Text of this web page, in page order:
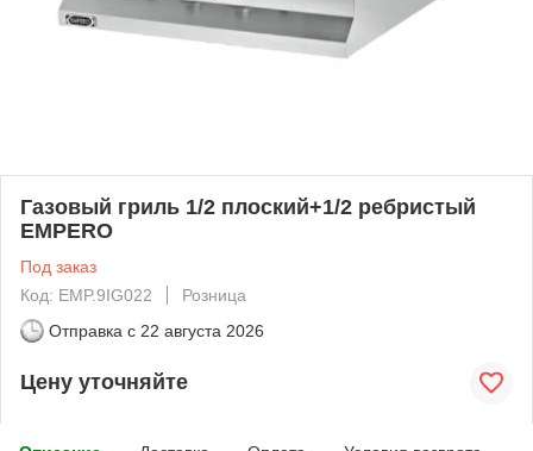
Газовый гриль 1/2 плоский+1/2 ребристый
EMPERO
Под заказ
Код: EMP.9IG022
Розница
Отправка с 22 августа 2026
Цену уточняйте